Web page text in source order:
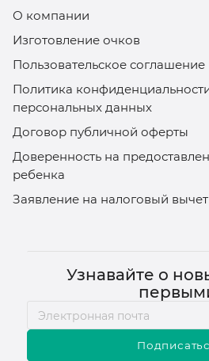
О компании
Изготовление очков
Пользовательское соглашение
Политика
персональных данных
Договор публичной оферты
Доверенность на
ребенка
Заявление на налоговый вычет
Узнавайте о